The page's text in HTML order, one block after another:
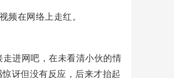
在网络上走红。
进网吧，在未看清小伙的情
讶但没有反应，后来才抬起